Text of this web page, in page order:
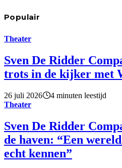
Populair
Theater
Sven De Ridder
trots in de kijker met
26 juli 2026
4 minuten leestijd
Theater
Sven De Ridder
de haven: “Een
echt kennen”